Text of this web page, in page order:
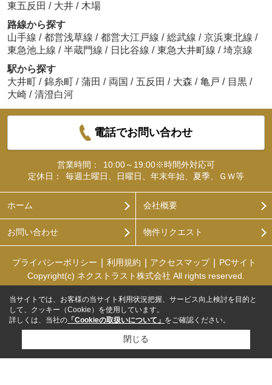
東五反田 / 大井 / 木場
路線から探す
山手線 / 都営浅草線 / 都営大江戸線 / 総武線 / 京浜東北線 /
東急池上線 / 半蔵門線 / 日比谷線 / 東急大井町線 / 埼京線
駅から探す
大井町 / 錦糸町 / 蒲田 / 両国 / 五反田 / 大森 / 亀戸 / 目黒 /
大崎 / 清澄白河
電話でお問い合わせ
営業時間：
10:00～19:00※時間外対応可
定休日：
毎週土曜日、日曜日、年末年始、夏季、ＧＷ等
ホーム 会社概要
お問い合わせ 物件リクエスト
プライバシーポリシー 利用規約 アクセスマップ
PCサイト
Copyright(c) ネクストラスト株式会社 All rights reserved.
当サイトでは、お客様の当サイト利用状況把握、サービス向上検討を目的と
して、クッキー（Cookie）を使用しています。
詳しくは、当社の 「Cookieの取扱いについて」 をご確認ください。
閉じる